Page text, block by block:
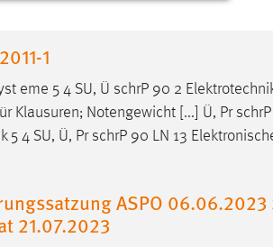
1
eme 5 4 SU, Ü schrP 90 2
Klausuren; Notengewicht [...] Ü, Pr
5 4 SU, Ü, Pr schrP 90 LN 13
ASPO
21.07.2023